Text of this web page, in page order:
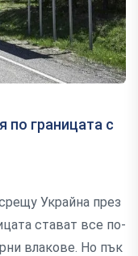
по границата с
Украйна през
стават все по-
влакове. Но пък